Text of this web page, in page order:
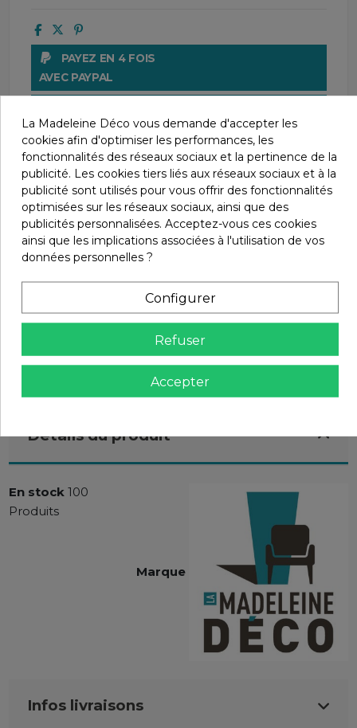
PAYEZ EN 4 FOIS
AVEC PAYPAL
À PARTIR DE 4€55
UNE QUESTION ?
CONTACTEZ-NOUS AU 04 66 61 63 44
PAIEMENT SÉCURISÉ
AVEC LE CRÉDIT AGRICOLE
SATISFAIT OU REMBOURSÉ.
CHANGEZ D'AVIS SOUS 14 JOURS !
Détails du produit
Marque
En stock 100
Produits
Infos livraisons
La Madeleine Déco vous demande d'accepter les
cookies afin d'optimiser les performances, les
fonctionnalités des réseaux sociaux et la pertinence de la
publicité. Les cookies tiers liés aux réseaux sociaux et à la
publicité sont utilisés pour vous offrir des fonctionnalités
optimisées sur les réseaux sociaux, ainsi que des
publicités personnalisées. Acceptez-vous ces cookies
ainsi que les implications associées à l'utilisation de vos
données personnelles ?
Configurer
Refuser
Accepter